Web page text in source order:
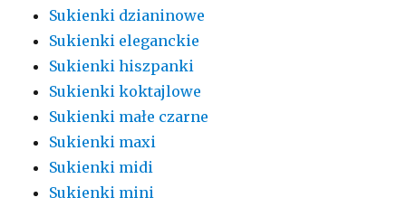
Sukienki dzianinowe
Sukienki eleganckie
Sukienki hiszpanki
Sukienki koktajlowe
Sukienki małe czarne
Sukienki maxi
Sukienki midi
Sukienki mini